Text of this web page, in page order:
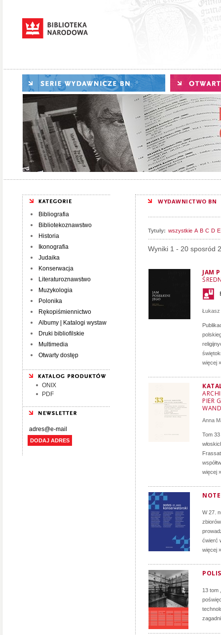
Bibliografia
Bibliotekoznawstwo
Historia
Ikonografia
Judaika
Konserwacja
Literaturoznawstwo
Muzykologia
Polonika
Rękopiśmiennictwo
Albumy | Katalogi wystaw
Druki bibliofilskie
Multimedia
Otwarty dostęp
ONIX
PDF
DODAJ ADRES
WYDAWNICTWO BN
Tytuły: wszystkie A B C D E
Wyniki 1 - 20 sposród
JAM
Łukasz
więcej »
PIER
Anna
Tom
więcej »
W 27.
ćwierć
więcej »
13 tom